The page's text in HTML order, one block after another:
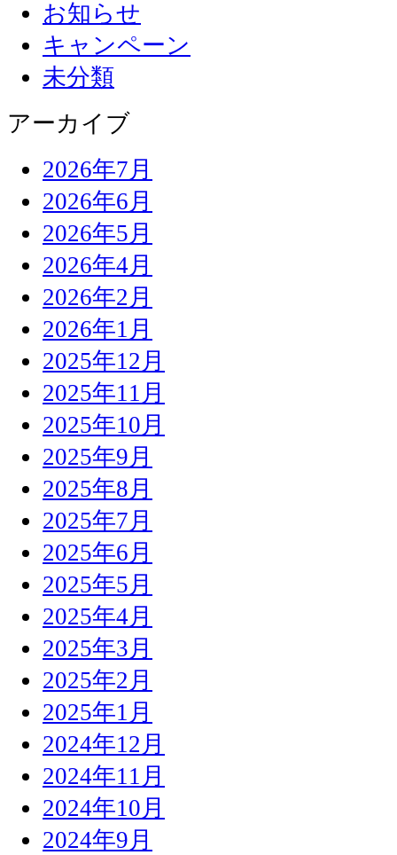
お知らせ
キャンペーン
未分類
アーカイブ
2026年7月
2026年6月
2026年5月
2026年4月
2026年2月
2026年1月
2025年12月
2025年11月
2025年10月
2025年9月
2025年8月
2025年7月
2025年6月
2025年5月
2025年4月
2025年3月
2025年2月
2025年1月
2024年12月
2024年11月
2024年10月
2024年9月